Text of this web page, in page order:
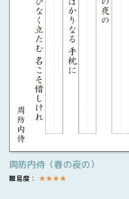
周防内侍（春の夜の）
難易度： ★★★★